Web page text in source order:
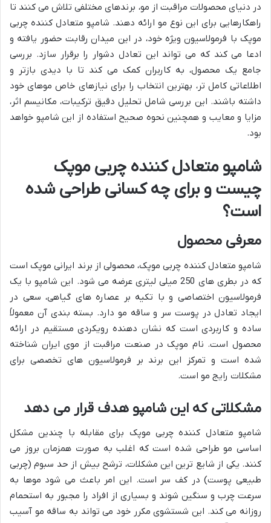
در دنیای محصولات مراقبت از مو، برندهای مختلفی تلاش می کنند تا
راهکارهایی برای این نوع مو ارائه دهند. شامپو متعادل کننده چربی
موپک با فرمولاسیون ویژه خود، در این میدان رقابت حضور یافته و
ادعا می کند که می تواند این تعادل دشوار را برقرار سازد. بررسی
جامع یک محصول، به کاربران کمک می کند تا با دیدی بازتر و
اطلاعاتی کامل تر، بهترین انتخاب را برای نیازهای خاص موهای خود
داشته باشند. این بررسی شامل تحلیل دقیق ترکیبات، مکانیسم اثر،
مزایا و معایب و همچنین نحوه صحیح استفاده از این شامپو خواهد
بود.
شامپو متعادل کننده چربی موپک
چیست و برای چه کسانی طراحی شده
است؟
معرفی محصول
شامپو متعادل کننده چربی موپک، محصولی از برند ایرانی موپک است
که در بطری های 250 میلی لیتری عرضه می شود. این شامپو با یک
فرمولاسیون اختصاصی و با تکیه بر عصاره های گیاهی، سعی در
ایجاد تعادل در پوست سر و ساقه مو دارد. بسته بندی آن معمولاً
ساده و کاربردی است که نشان دهنده رویکردی مستقیم در ارائه
محصول است. نام موپک در صنعت مراقبت از موی ایران شناخته
شده است و تمرکز این برند بر فرمولاسیون های تخصصی برای
مشکلات رایج مو است.
مشکلاتی که این شامپو هدف قرار می دهد
شامپو متعادل کننده چربی موپک برای مقابله با چندین مشکل
اساسی مو طراحی شده است که اغلب به صورت همزمان بروز می
کنند. یکی از شایع ترین این مشکلات، ترشح بیش از حد سبوم (چربی
طبیعی پوست) در کف سر است. این امر باعث می شود موها به
سرعت چرب و سنگین شوند و بسیاری از افراد را مجبور به استحمام
روزانه می کند. این شستشوی مکرر خود می تواند به ساقه مو آسیب